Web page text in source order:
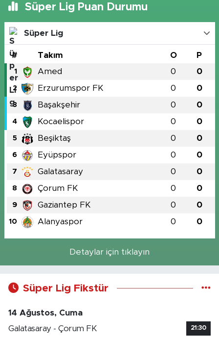
Süper Lig Puan Durumu
Süper Lig
# Takım O P
1 Amed 0 0
2 Erzurumspor FK 0 0
3 Başakşehir 0 0
4 Kocaelispor 0 0
5 Beşiktaş 0 0
6 Eyüpspor 0 0
7 Galatasaray 0 0
8 Çorum FK 0 0
9 Gaziantep FK 0 0
10 Alanyaspor 0 0
Detaylar için tıklayın
Süper Lig Fikstür
14 Ağustos, Cuma
Galatasaray - Çorum FK
21:30